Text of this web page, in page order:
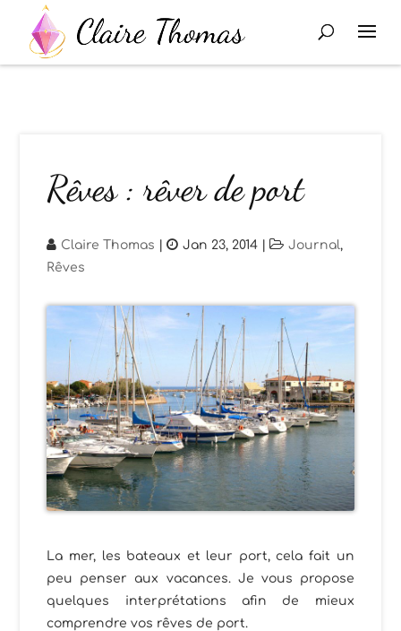
Rêves : rêver de port
Claire Thomas | Jan 23, 2014 | Journal,
Rêves
La mer, les bateaux et leur port, cela fait un
peu penser aux vacances. Je vous propose
quelques interprétations afin de mieux
comprendre vos rêves de port.